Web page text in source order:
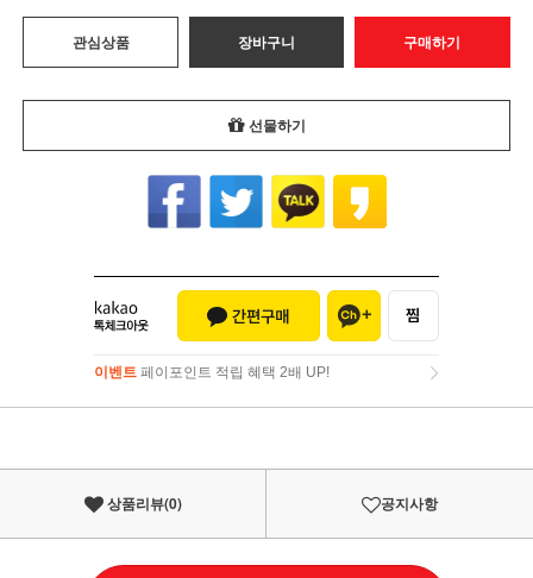
관심상품 장바구니 구매하기
선물하기
이벤트 페이포인트 적립 혜택 2배 UP!
이벤트페이포인트 적립 혜택 2배 UP!
상품리뷰(0) 공지사항